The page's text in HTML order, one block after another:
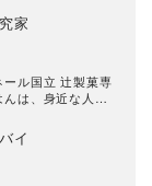
ェのシェフを経
究する。科学的
るレシピの達人
して、毎月30～
食品類だけでなく
関する比較をし
出演多数。
家
ル国立 辻製菓専
は、身近な人を
近な食材で無理
提案している。
関するレシピを
イ